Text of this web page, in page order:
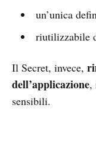
un’unica
riutilizzabile
Il Secret, invece,
dell’applicazione,
sensibili.